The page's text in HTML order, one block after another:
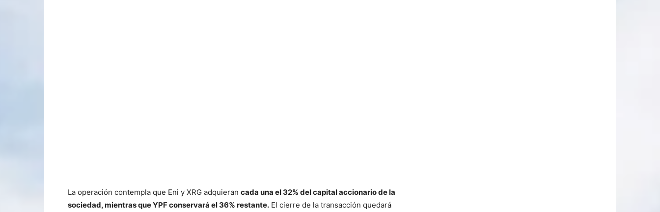
La operación contempla que Eni y XRG adquieran cada una el 32% del capitalaccionario de la
sociedad, mientras que YPF conservará el 36% restante. El cierre de la transacción quedará